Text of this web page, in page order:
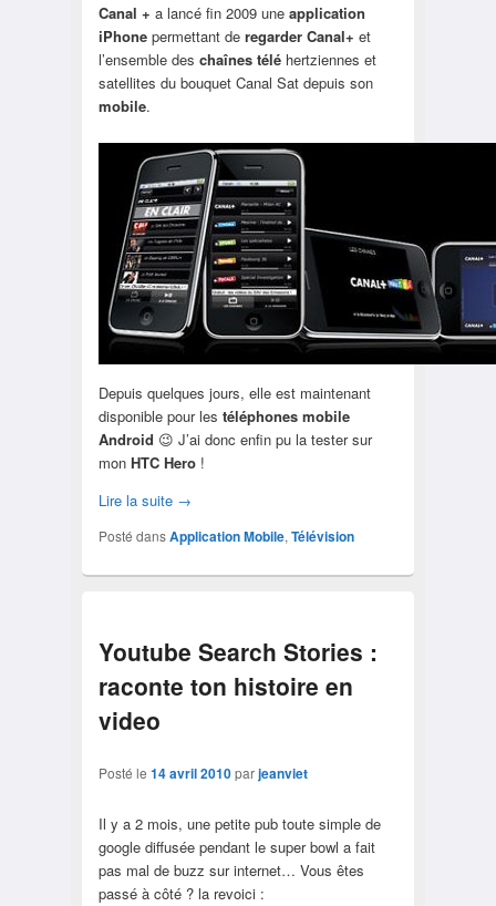
Canal + a lancé fin 2009 une application
iPhonepermettant de regarder Canal+ et
l’ensemble des chaînes téléhertziennes et
satellites du bouquet Canal Sat depuis son
mobile.
Depuis quelques jours, elle est maintenant
disponible pour les téléphones mobile
Android 😉 J’ai donc enfin pu la tester sur
mon HTC Hero!
Lire la suite →
Posté dansApplication Mobile, Télévision
Youtube Search Stories :
raconte ton histoire en
video
Posté le 14 avril 2010parjeanviet
Il y a 2 mois, une petite pub toute simple de
google diffusée pendant le super bowl a fait
pas mal de buzz sur internet… Vous êtes
passé à côté ? la revoici :